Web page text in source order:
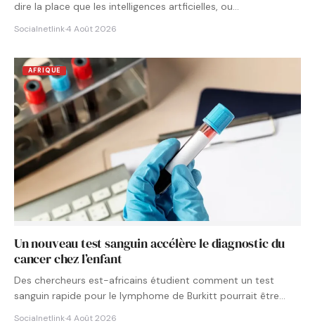
dire la place que les intelligences artficielles, ou…
Socialnetlink·4 Août 2026
AFRIQUE
Un nouveau test sanguin accélère le diagnostic du
cancer chez l’enfant
Des chercheurs est-africains étudient comment un test
sanguin rapide pour le lymphome de Burkitt pourrait être
Socialnetlink·4 Août 2026